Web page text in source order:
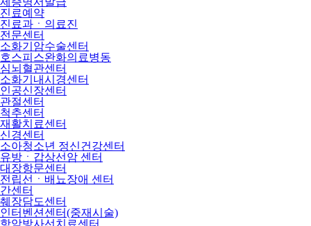
진료예약
진료과ㆍ의료진
전문센터
소화기암수술센터
호스피스완화의료병동
심뇌혈관센터
소화기내시경센터
인공신장센터
관절센터
척추센터
재활치료센터
신경센터
소아청소년 정신건강센터
유방ㆍ갑상선암 센터
대장항문센터
전립선ㆍ배뇨장애 센터
간센터
췌장담도센터
인터벤션센터(중재시술)
항암방사선치료센터